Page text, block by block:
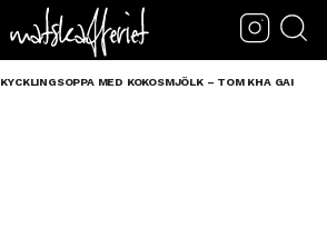
KYCKLINGSOPPA MED KOKOSMJÖLK – TOM KHA GAI